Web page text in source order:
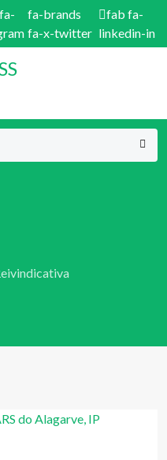
fa-brands
fa-x-twitter
fab fa-
linkedin-in